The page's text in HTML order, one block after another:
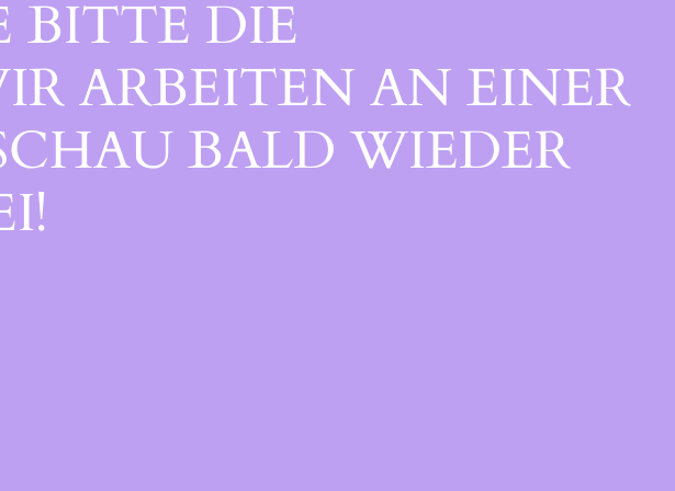
BITTE DIE
ARBEITEN AN EINER
BALD WIEDER V